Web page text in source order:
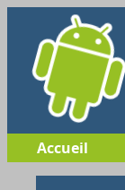
Accueil